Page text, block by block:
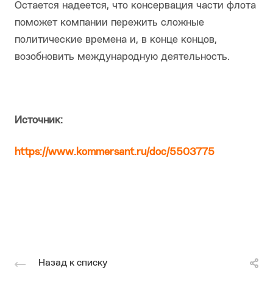
Остается надеется, что консервация части флота
поможет компании пережить сложные
политические времена и, в конце концов,
возобновить международную деятельность.
Источник:
https://www.kommersant.ru/doc/5503775
Назад к списку